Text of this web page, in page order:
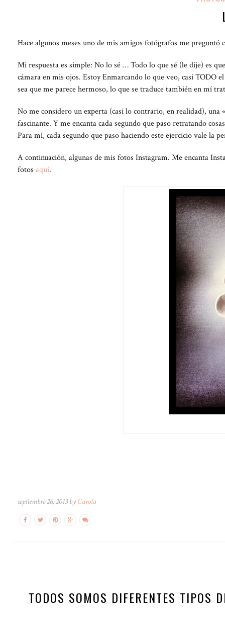
Hace algunos meses uno de mis amigos fotógrafos me
Mi respuesta es simple: No lo sé … Todo lo que sé (le dije) es
cámara en mis ojos. Estoy Enmarcando lo que veo, casi
sea que me parece hermoso, lo que se traduce también en mí
No me considero un experta (casi lo contrario, en realidad), una
fascinante. Y me encanta cada segundo que paso retratando
Para mí, cada segundo que paso haciendo este ejercicio vale la
A continuación, algunas de mis fotos Instagram. Me encanta
fotos aquí.
septiembre 26, 2013 by Carola
TODOS SOMOS DIFERENTES TIPOS